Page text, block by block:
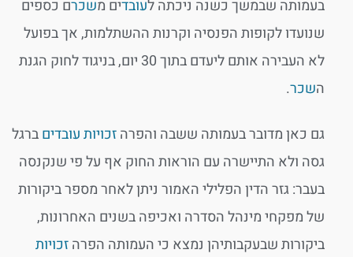
בעמותה שבמשך כשנה ניכתה לעובדים משכרם כספים
שנועדו לקופות הפנסיה וקרנות ההשתלמות, אך בפועל
לא העבירה אותם ליעדם בתוך 30 יום, בניגוד לחוק הגנת
השכר.
גם כאן מדובר בעמותה ששבה והפרהזכויות עובדיםברגל
גסה ולא התיישרה עם הוראות החוק אף על פי שנקנסה
בעבר: גזר הדין הפלילי האמור ניתן לאחר מספר ביקורות
של מפקחי מינהל הסדרה ואכיפה בשנים האחרונות,
ביקורות שבעקבותיהן נמצא כי העמותה הפרהזכויות